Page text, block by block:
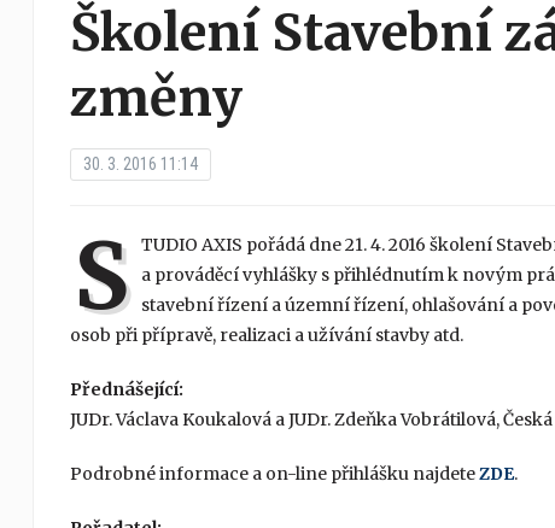
Školení Stavební
změny
30. 3. 2016 11:14
S TUDIO AXIS pořádá dne 21. 4. 2016 školení
a prováděcí vyhlášky s přihlédnutím k novým
stavební řízení a územní řízení, ohlašování a
osob při přípravě, realizaci a užívání stavby atd.
Přednášející:
JUDr. Václava Koukalová a JUDr. Zdeňka Vobrátilová,
Podrobné informace a on-line přihlášku najdeteZDE.